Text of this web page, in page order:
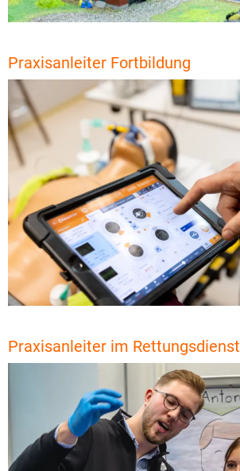
Praxisanleiter Fortbildung
Praxisanleiter im Rettungsdienst